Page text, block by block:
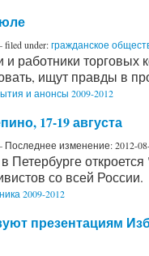
under:гражданское
работники торговых
ищут правды в
и анонсы 2009-2012
17-19 августа
Последнее изменение:2012-
Петербурге
со всей России.
2009-2012
презентациям